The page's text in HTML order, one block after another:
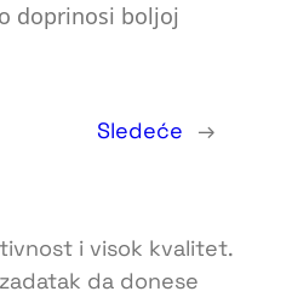
doprinosi boljoj
Sledeće →
i visok kvalitet.
da donese